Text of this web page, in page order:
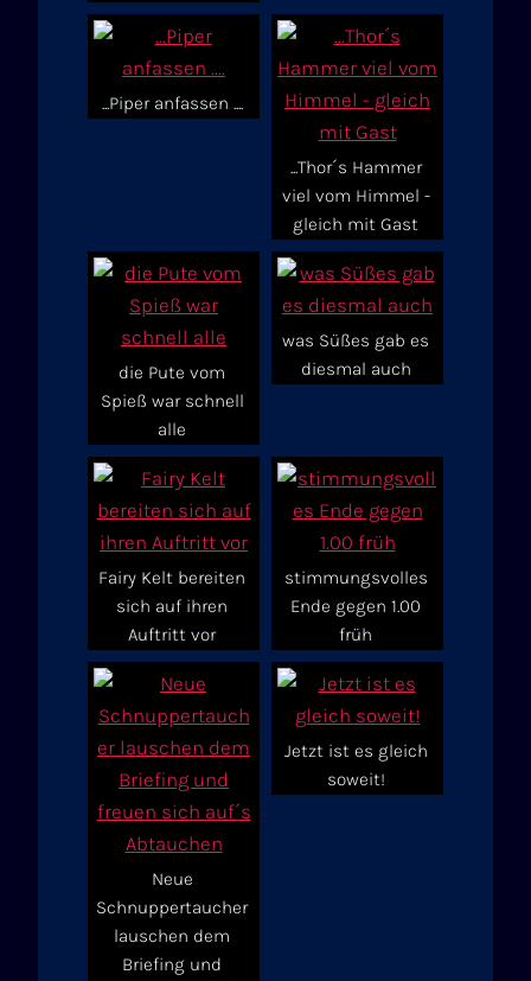
...Piper anfassen ....
...Thor´s Hammer
viel vom Himmel -
gleich mit Gast
die Pute vom
Spieß war schnell
alle
was Süßes gab es
diesmal auch
Fairy Kelt bereiten
sich auf ihren
Auftritt vor
stimmungsvolles
Ende gegen 1.00
früh
Neue
Schnuppertaucher
lauschen dem
Briefing und
Jetzt ist es gleich
soweit!